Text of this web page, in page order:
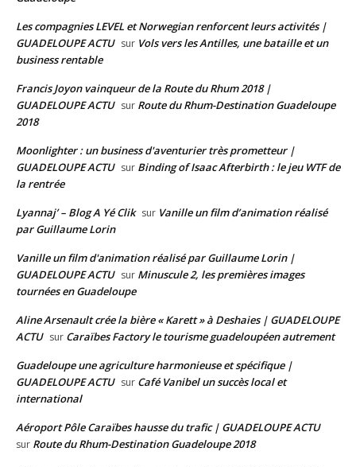
Les compagnies LEVEL et Norwegian renforcent leurs activités |
GUADELOUPE ACTU sur Vols vers les Antilles, une bataille et un
business rentable
Francis Joyon vainqueur de la Route du Rhum 2018 |
GUADELOUPE ACTU sur Route du Rhum-Destination Guadeloupe
2018
Moonlighter : un business d'aventurier très prometteur |
GUADELOUPE ACTU sur Binding of Isaac Afterbirth : le jeu WTF de
la rentrée
Lyannaj’ – Blog A Yé Clik sur Vanille un film d’animation réalisé
par Guillaume Lorin
Vanille un film d'animation réalisé par Guillaume Lorin |
GUADELOUPE ACTU sur Minuscule 2, les premières images
tournées en Guadeloupe
Aline Arsenault crée la bière « Karett » à Deshaies | GUADELOUPE
ACTU sur Caraïbes Factory le tourisme guadeloupéen autrement
Guadeloupe une agriculture harmonieuse et spécifique |
GUADELOUPE ACTU sur Café Vanibel un succès local et
international
Aéroport Pôle Caraïbes hausse du trafic | GUADELOUPE ACTU
sur Route du Rhum-Destination Guadeloupe 2018